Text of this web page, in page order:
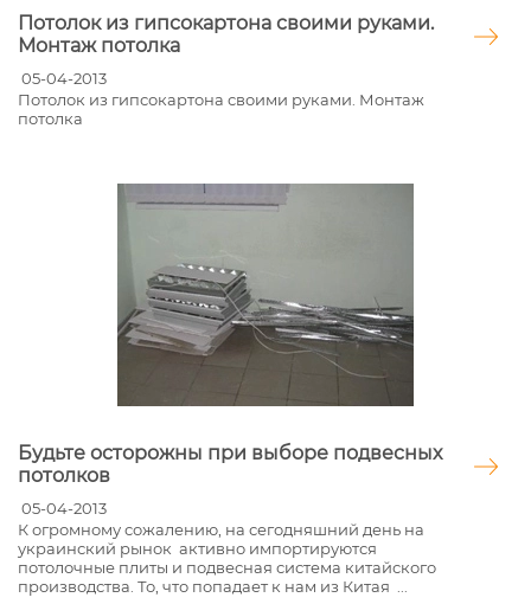
Потолок из гипсокартона своими руками.
Монтаж потолка
05-04-2013
Потолок из гипсокартона своими руками. Монтаж
потолка
Будьте осторожны при выборе подвесных
потолков
05-04-2013
К огромному сожалению, на сегодняшний день на
украинский рынок активно импортируются
потолочные плиты и подвесная система китайского
производства. То, что попадает к нам из Китая ...